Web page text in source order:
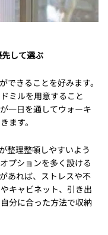
して選ぶ
できることを好みます。
ミルを用意すること
一日を通してウォーキ
ます。
整理整頓しやすいよう
プションを多く設ける
あれば、ストレスや不
キャビネット、引き出
分に合った方法で収納